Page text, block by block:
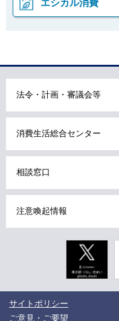
エシカル消費
文
こ
ま
法令・計画・審議会等
消費生活総合センター
相談窓口
注意喚起情報
Twitter
サイトポリシー
ご意見・ご要望